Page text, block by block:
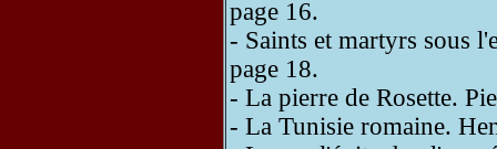
page 16.
- Saints et martyrs sous
page 18.
- La pierre de Rosette.
- La Tunisie romaine.